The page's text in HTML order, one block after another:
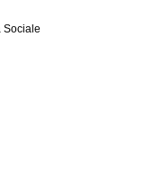
Sociale